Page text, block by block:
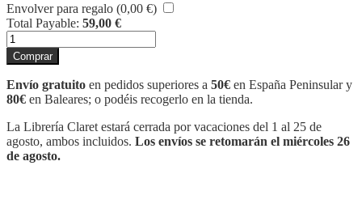
Envolver para regalo (0,00 €)
Total Payable: 59,00 €
OBRAS
COMPLETAS
III.
ESCRITOS
FILOSÓFICOS
Comprar
Envío gratuito en pedidos superiores a 50€ en España Peninsular y
80€ en Baleares; o podéis recogerlo en la tienda.
La Librería Claret estará cerrada por vacaciones del 1 al 25 de
agosto, ambos incluidos. Los envíos se retomarán el miércoles 26
de agosto.